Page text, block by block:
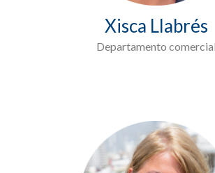
Xisca Llabrés
Departamento comercial